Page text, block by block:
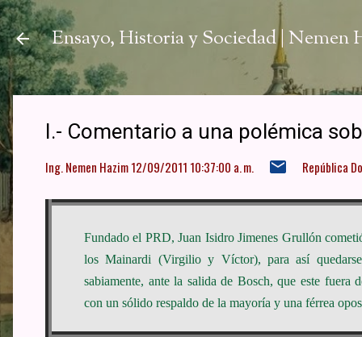
Ensayo, Historia y Sociedad | Nemen
I.- Comentario a una polémica
Ing. Nemen Hazim12/09/2011 10:37:00 a. m. República
Fundado el PRD, Juan Isidro Jimenes Grullón
los Mainardi (Virgilio y Víctor), para así
sabiamente, ante la salida de Bosch, que este fuera
con un sólido respaldo de la mayoría y una férrea